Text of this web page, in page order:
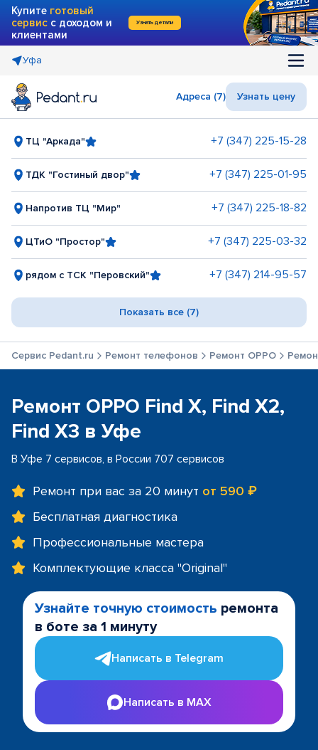
Купите готовый
сервис с доходом и
клиентами
Узнать детали
Уфа
Адреса (7) Узнать цену
ТЦ "Аркада" +7 (347) 225-15-28
ТДК "Гостиный двор" +7 (347) 225-01-95
Напротив ТЦ "Мир" +7 (347) 225-18-82
ЦТиО "Простор" +7 (347) 225-03-32
рядом с ТСК "Перовский" +7 (347) 214-95-57
Показать все (7)
Сервис Pedant.ru Ремонт телефонов Ремонт OPPO
Ремонт OPPO Find X, Find X2,
Find X3 в Уфе
В Уфе 7 сервисов, в России 707 сервисов
Ремонт при вас за 20 минут от 590 ₽
Бесплатная диагностика
Профессиональные мастера
Комплектующие класса "Original"
Узнайте точную стоимость ремонта
в боте за 1 минуту
Написать в Telegram
Написать в MAX